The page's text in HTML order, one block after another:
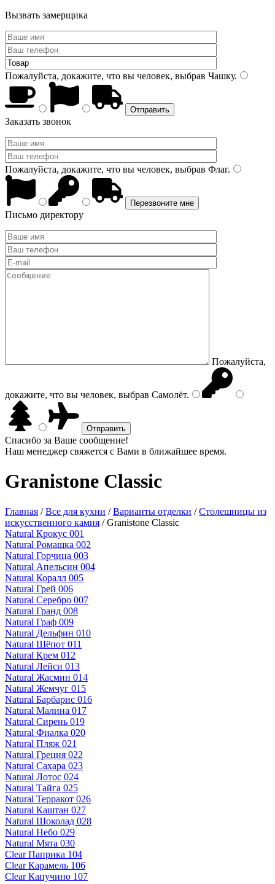
Вызвать замерщика
Пожалуйста, докажите, что вы человек, выбрав Чашку.
Заказать звонок
Пожалуйста, докажите, что вы человек, выбрав Флаг.
Письмо директору
Пожалуйста,
докажите, что вы человек, выбрав Самолёт.
Спасибо за Ваше сообщение!
Наш менеджер свяжется с Вами в ближайшее время.
Granistone Classic
Главная /Все для кухни /Варианты отделки /Столешницы из
искусственного камня /Granistone Classic
Natural Крокус 001
Natural Ромашка 002
Natural Горчица 003
Natural Апельсин 004
Natural Коралл 005
Natural Грей 006
Natural Серебро 007
Natural Гранд 008
Natural Граф 009
Natural Дельфин 010
Natural Шёпот 011
Natural Крем 012
Natural Лейси 013
Natural Жасмин 014
Natural Жемчуг 015
Natural Барбарис 016
Natural Малина 017
Natural Сирень 019
Natural Фиалка 020
Natural Пляж 021
Natural Греция 022
Natural Сахара 023
Natural Лотос 024
Natural Тайга 025
Natural Терракот 026
Natural Каштан 027
Natural Шоколад 028
Natural Небо 029
Natural Мята 030
Clear Паприка 104
Clear Карамель 106
Clear Капучино 107